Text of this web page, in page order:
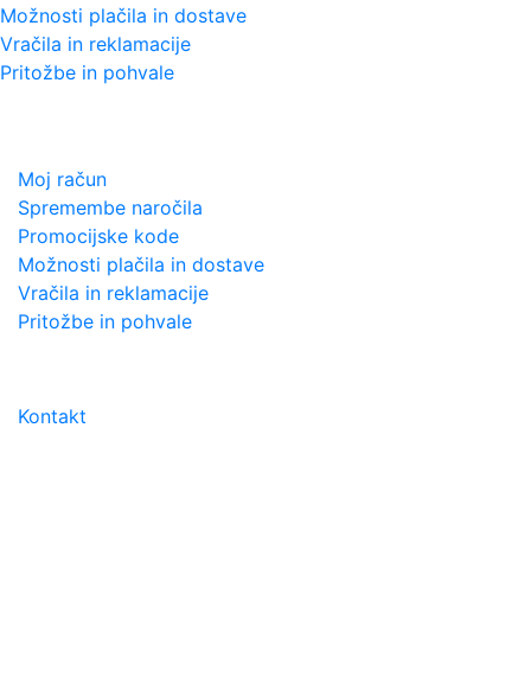
Možnosti plačila in dostave
Vračila in reklamacije
Pritožbe in pohvale
Moj račun
Spremembe naročila
Promocijske kode
Možnosti plačila in dostave
Vračila in reklamacije
Pritožbe in pohvale
Kontakt